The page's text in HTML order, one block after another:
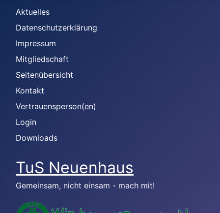
Aktuelles
Datenschutzerklärung
Impressum
Mitgliedschaft
Seitenübersicht
Kontakt
Vertrauensperson(en)
Login
Downloads
TuS Neuenhaus
Gemeinsam, nicht einsam - mach mit!